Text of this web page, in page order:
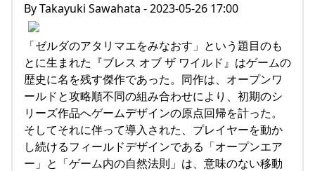
By Takayuki Sawahata - 2023-05-26 17:00
「ゼルダのアタリマエをみなおす」という題目のも
とに生まれた『ブレス オブ ザ ワイルド』はゲームの
歴史に名を残す傑作であった。同作は、オープンワ
ールドと攻略順不同の組み合わせにより、初期のシ
リーズ作品へゲームデザインの原点回帰を計った。
そしてそれに伴って導入された、プレイヤーを動か
し続けるフィールドデザインである「オープンエア
ー」と「ゲーム内の自然法則」は、意味のない移動